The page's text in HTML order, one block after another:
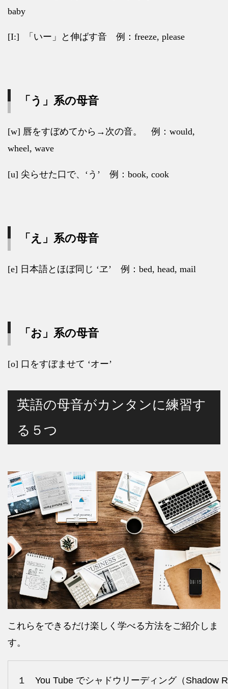
baby
[I:] 「いー」と伸ばす音 例： freeze, please
「う」系の母音
[w] 唇をすぼめてから → 次の音。 例： would,
wheel, wave
[u] 尖らせた口で、 ‘ う ’ 例： book, cook
「え」系の母音
[e] 日本語とほぼ同じ ‘ヱ’ 例： bed, head, mail
「お」系の母音
[o] 口をすぼませて ‘オー’
英語の母音がカンタンに練習す
る５つ
これらをできるだけ楽しく学べる方法をご紹介しま
す。
１ You Tube でシャドウリーディング（ Shadow